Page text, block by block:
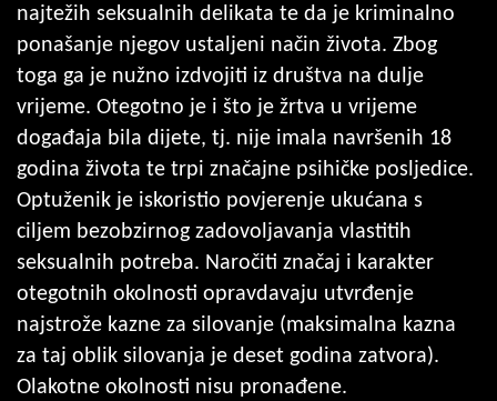
najtežih seksualnih delikata te da je kriminalno
ponašanje njegov ustaljeni način života. Zbog
toga ga je nužno izdvojiti iz društva na dulje
vrijeme. Otegotno je i što je žrtva u vrijeme
događaja bila dijete, tj. nije imala navršenih 18
godina života te trpi značajne psihičke posljedice.
Optuženik je iskoristio povjerenje ukućana s
ciljem bezobzirnog zadovoljavanja vlastitih
seksualnih potreba. Naročiti značaj i karakter
otegotnih okolnosti opravdavaju utvrđenje
najstrože kazne za silovanje (maksimalna kazna
za taj oblik silovanja je deset godina zatvora).
Olakotne okolnosti nisu pronađene.